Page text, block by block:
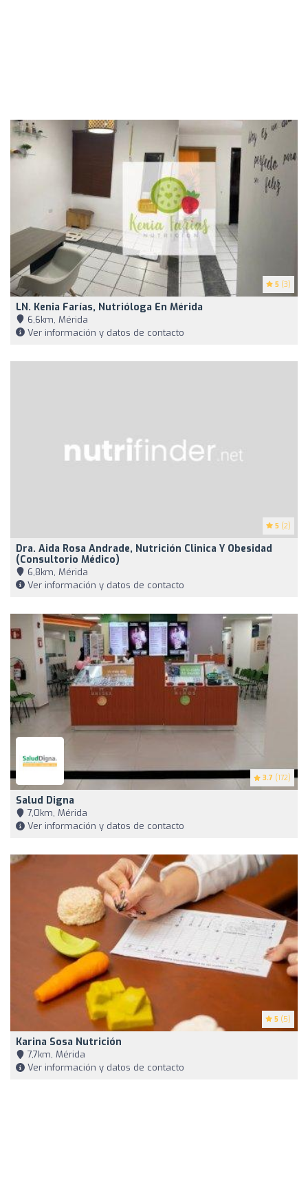
5 (3)
LN. Kenia Farías, Nutrióloga En Mérida
6,6km, Mérida
Ver información y datos de contacto
5 (2)
Dra. Aida Rosa Andrade, Nutrición Clinica Y Obesidad
(Consultorio Médico)
6,8km, Mérida
Ver información y datos de contacto
3.7 (172)
Salud Digna
7,0km, Mérida
Ver información y datos de contacto
5 (5)
Karina Sosa Nutrición
7,7km, Mérida
Ver información y datos de contacto